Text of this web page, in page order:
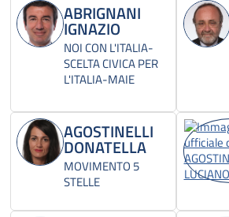
ABRIGNANI
IGNAZIO
NOI CON L'ITALIA-
SCELTA CIVICA PER
L'ITALIA-MAIE
AGOSTINELLI
DONATELLA
MOVIMENTO 5
STELLE